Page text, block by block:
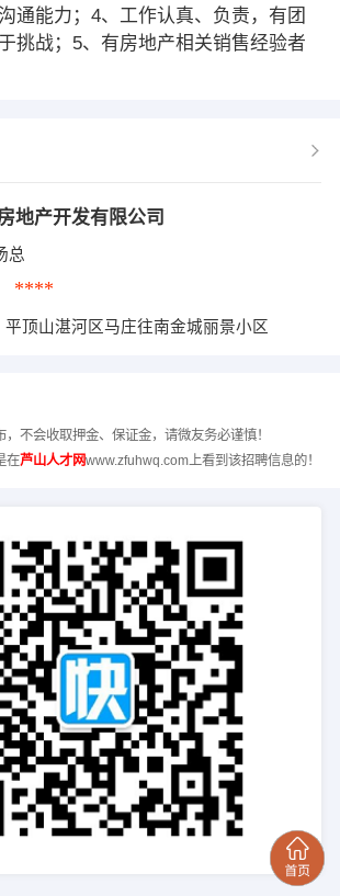
通能力；4、工作认真、负责，有团
挑战；5、有房地产相关销售经验者
地产开发有限公司
总
****
平顶山湛河区马庄往南金城丽景小区
不会收取押金、保证金，请微友务必谨慎！
在芦山人才网www.zfuhwq.com上看到该招聘信息的！